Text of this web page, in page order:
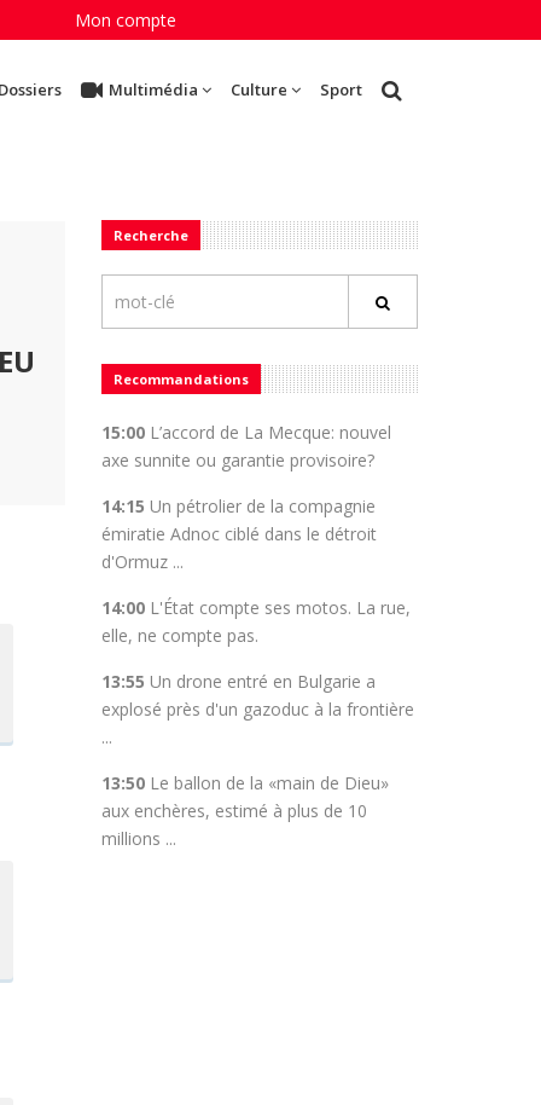
Mon compte
Multimédia Culture Sport
Recherche
Recommandations
15:00L’accord de La Mecque: nouvel
axe sunnite ou garantie provisoire?
14:15 Un pétrolier de la compagnie
émiratie Adnoc ciblé dans le détroit
d'Ormuz ...
14:00L'État compte ses motos. La rue,
elle, ne compte pas.
13:55 Un drone entré en Bulgarie a
explosé près d'un gazoduc à la frontière
...
13:50Le ballon de la «main de Dieu»
aux enchères, estimé à plus de 10
millions ...